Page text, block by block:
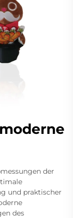
der
und praktischer
des